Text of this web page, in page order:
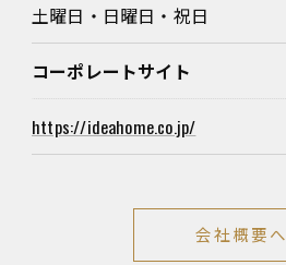
土曜日・日曜日・祝日
コーポレートサイト
https://ideahome.co.jp/
会社概要へ